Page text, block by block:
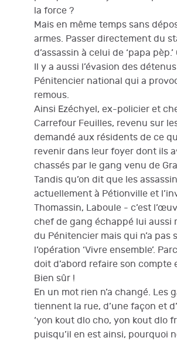
la force ?
Mais en même temps sans
armes. Passer directement du
d’assassin à celui de ‘papa
Il y a aussi l’évasion des
Pénitencier national qui a
remous.
Ainsi Ezéchyel, ex-policier et
Carrefour Feuilles, revenu sur
demandé aux résidents de ce
revenir dans leur foyer dont ils
chassés par le gang venu de
Tandis qu’on dit que les
actuellement à Pétionville et
Thomassin, Laboule - c’est
chef de gang échappé lui aussi
du Pénitencier mais qui n’a pas
l’opération ‘Vivre ensemble’.
doit d’abord refaire son compte
Bien sûr !
En un mot rien n’a changé. Les
tiennent la rue, d’une façon et
‘yon kout dlo cho, yon kout dlo
puisqu’il en est ainsi, pourquoi